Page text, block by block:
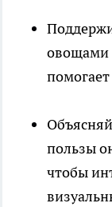
овощами
пользы
чтобы